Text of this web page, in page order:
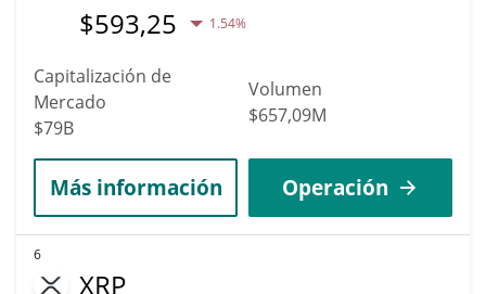
$593,25 1.54%
Capitalización de
Mercado
$79B
Volumen
$657,09M
Más información Operación
6
XRP